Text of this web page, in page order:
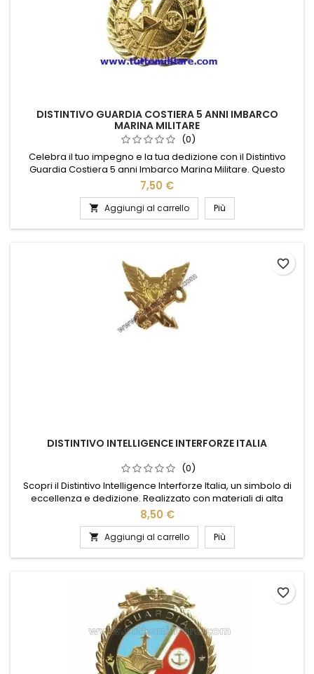
DISTINTIVO GUARDIA COSTIERA 5 ANNI IMBARCO
MARINA MILITARE
(0)
Celebra il tuo impegno e la tua dedizione con il Distintivo
Guardia Costiera 5 anni Imbarco Marina Militare. Questo
distintivo rappresenta un simbolo di onore e servizio,
realizzato con materiali di alta qualità per garantire durata e
prestigio. Il design elegante e dettagliato riflette l'orgoglio e
la tradizione della Marina Militare, rendendolo un...
7,50 €
 Aggiungi al carrello Più
DISTINTIVO INTELLIGENCE INTERFORZE ITALIA
(0)
Scopri il Distintivo Intelligence Interforze Italia, un simbolo di
eccellenza e dedizione. Realizzato con materiali di alta
qualità, questo distintivo rappresenta l'orgoglio e la
professionalità delle forze interforze italiane. Il suo design
elegante e dettagliato rende omaggio al coraggio e
all'impegno di chi opera nell'intelligence. Perfetto per...
8,50 €
 Aggiungi al carrello Più
favorite_border
favorite_border